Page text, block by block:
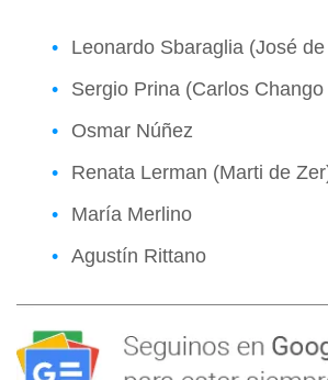
Leonardo Sbaraglia (José
Sergio Prina (Carlos Chango
Osmar Núñez
Renata Lerman (Marti de
María Merlino
Agustín Rittano